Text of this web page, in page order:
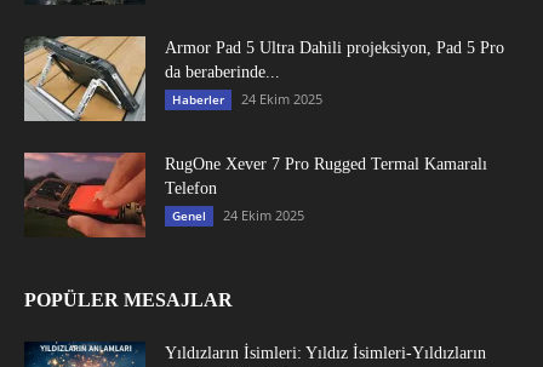
Armor Pad 5 Ultra Dahili projeksiyon, Pad 5 Pro
da beraberinde...
Haberler 24 Ekim 2025
RugOne Xever 7 Pro Rugged Termal Kamaralı
Telefon
Genel 24 Ekim 2025
POPÜLER MESAJLAR
Yıldızların İsimleri: Yıldız İsimleri-Yıldızların